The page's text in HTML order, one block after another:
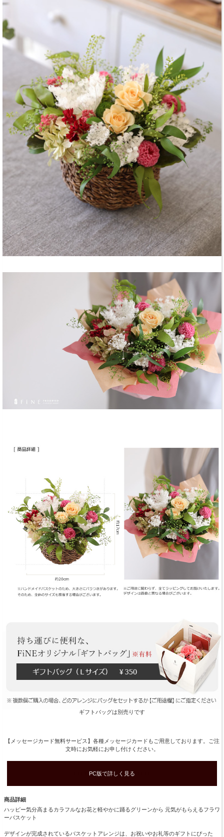
ギフトバッグは別売りです
【メッセージカード無料サービス】各種メッセージカードもご用意しております。ご注
文時にお気軽にお申し付けください。
PC版で詳しく見る
商品詳細
ハッピー気分高まるカラフルなお花と軽やかに踊るグリーンから 元気がもらえるフラワ
ーバスケット
デザインが完成されているバスケットアレンジは、お祝いやお礼等のギフトにぴった